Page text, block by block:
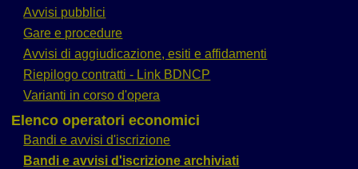
Avvisi pubblici
Gare e procedure
Avvisi di aggiudicazione, esiti e affidamenti
Riepilogo contratti - Link BDNCP
Varianti in corso d'opera
Elenco operatori economici
Bandi e avvisi d'iscrizione
Bandi e avvisi d'iscrizione archiviati